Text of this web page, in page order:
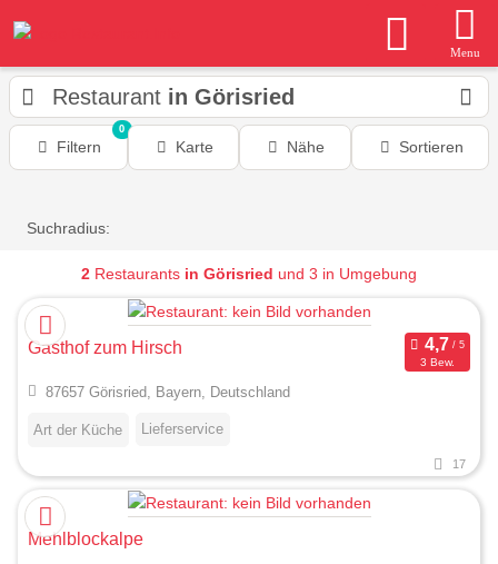
Menu
Restaurant in Görisried
Filtern
0
Karte Nähe Sortieren
Suchradius:
2 Restaurants in Görisried und 3 in Umgebung
Gasthof zum Hirsch
3 Bew.
87657 Görisried, Bayern, Deutschland
Art der Küche Lieferservice
17
Mehlblockalpe